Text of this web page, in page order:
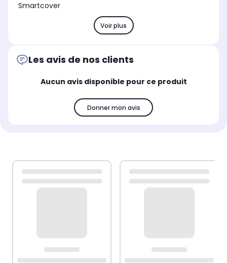
Smartcover
Voir plus
Les avis de nos clients
Aucun avis disponible pour ce produit
Donner mon avis